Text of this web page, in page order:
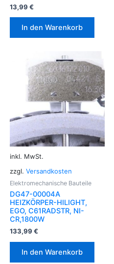
13,99 €
In den Warenkorb
inkl. MwSt.
zzgl. Versandkosten
Elektromechanische Bauteile
DG47-00004A
HEIZKÖRPER-HILIGHT,
EGO, C61RADSTR, NI-
CR,1800W
133,99 €
In den Warenkorb